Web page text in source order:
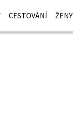
CESTOVÁNÍ ŽENY